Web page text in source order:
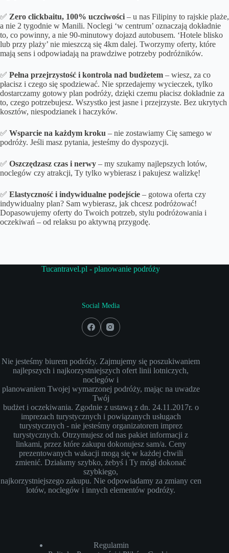
✅ Zero clickbaitu, 100% uczciwości – u nas Filipiny to rajskie plaże,
a nie 2 tygodnie w Manili. Noclegi ‘w centrum’ oznaczają dokładnie
to, co powinny, a nie 90-minutowy dojazd autobusem. ‘Hotele blisko
lub przy plaży’ nie mieszczą się 4km dalej. Tworzymy oferty, które
mają sens i odpowiadają na prawdziwe potrzeby podróżników.
✅ Pełna przejrzystość i kontrola nad budżetem – wiesz, za co
płacisz i czego się spodziewać. Nie sprzedajemy wycieczek, tylko
dostarczamy gotowy plan podróży, dzięki czemu płacisz dokładnie za
to, czego potrzebujesz. Wszystko jest jasne i przejrzyste. Bez ukrytych
kosztów, niespodzianek i haczyków.
✅ Wsparcie na każdym kroku – nie zostawiamy Cię samego w
podróży. Jeśli masz pytania, jesteśmy do dyspozycji.
✅ Oszczędzasz czas i nerwy – my szukamy najlepszych lotów,
noclegów czy atrakcji, Ty tylko wybierasz i pakujesz walizkę!
✅ Elastyczność i indywidualne podejście – gotowa oferta czy
indywidualny plan? Sam wybierasz, jak chcesz podróżować!
Dopasowujemy oferty do Twoich potrzeb, stylu podróżowania i
oczekiwań – od relaksu po aktywną przygodę.
Tucantravel.pl - planowanie podróży
Social Media
Nie jesteśmy biurem podróży. Zajmujemy się poszukiwaniem
najlepszych i najkorzystniejszych ofert linii lotniczych,
noclegów i
planowaniem Twojej wymarzonej podróży, mając na uwadze
Twój
budżet i oczekiwania. Zgodnie z ustawą z dn. 24.11.2017r. o
imprezach turystycznych i powiązanych usługach
turystycznych - nie jesteśmy organizatorem imprez
turystycznych. Otrzymujesz od nas pakiet informacji z
linkami, przez które zakupu dokonujesz sam/a. Ceny
prezentowanych wakacji mogą się w każdej chwili
zmienić. Działamy szybko, żebyś i Ty mógł dokonać
szybkiego,
najkorzystniejszego zakupu. Nie odpowiadamy za zmiany cen
lotów, noclegów i innych elementów podróży.
Regulamin